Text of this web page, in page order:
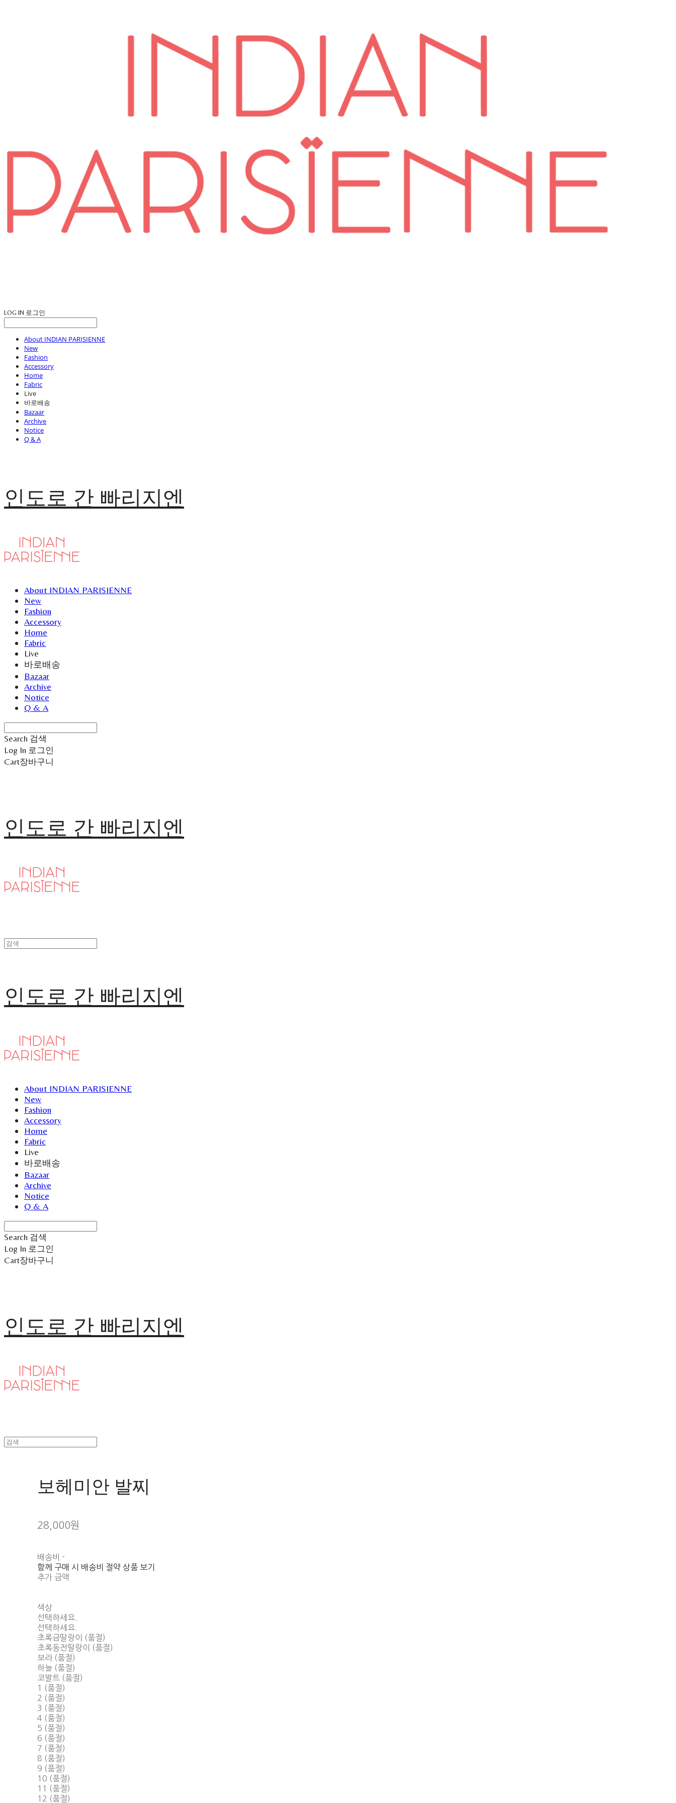
LOG IN 로그인
About INDIAN PARISIENNE
New
Fashion
Accessory
Home
Fabric
Live
바로배송
Bazaar
Archive
Notice
Q & A
인도로 간 빠리지엔
About INDIAN PARISIENNE
New
Fashion
Accessory
Home
Fabric
Live
바로배송
Bazaar
Archive
Notice
Q & A
Search 검색
Log In 로그인
Cart장바구니
인도로 간 빠리지엔
인도로 간 빠리지엔
About INDIAN PARISIENNE
New
Fashion
Accessory
Home
Fabric
Live
바로배송
Bazaar
Archive
Notice
Q & A
Search 검색
Log In 로그인
Cart장바구니
인도로 간 빠리지엔
보헤미안 발찌
28,000원
배송비 -
함께 구매 시 배송비 절약 상품 보기
추가 금액
색상
선택하세요.
선택하세요.
초록금딸랑이 (품절)
초록동전딸랑이 (품절)
보라 (품절)
하늘 (품절)
코발트 (품절)
1 (품절)
2 (품절)
3 (품절)
4 (품절)
5 (품절)
6 (품절)
7 (품절)
8 (품절)
9 (품절)
10 (품절)
11 (품절)
12 (품절)